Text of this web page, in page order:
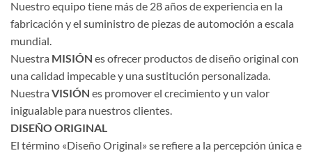
Nuestro equipo tiene más de 28 años de experiencia en la
fabricación y el suministro de piezas de automoción a escala
mundial.
Nuestra MISIÓN es ofrecer productos de diseño original con
una calidad impecable y una sustitución personalizada.
Nuestra VISIÓN es promover el crecimiento y un valor
inigualable para nuestros clientes.
DISEÑO ORIGINAL
El término «Diseño Original» se refiere a la percepción única e